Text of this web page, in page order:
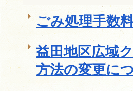
ごみ処理手数
益田地区広域
方法の変更に